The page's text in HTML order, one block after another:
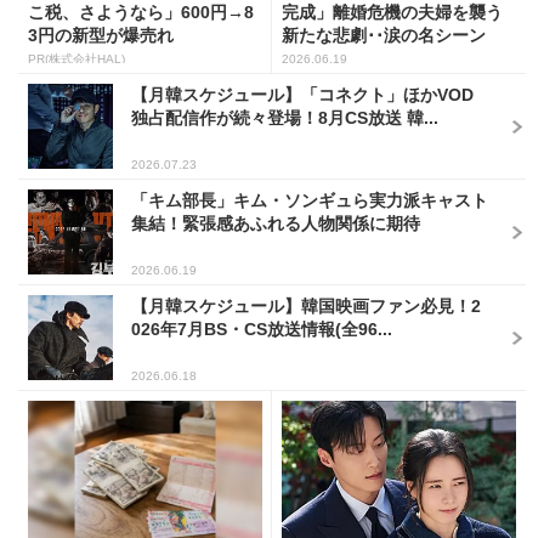
こ税、さようなら」600円→8
3円の新型が爆売れ
PR(株式会社HAL)
完成」離婚危機の夫婦を襲う
新たな悲劇･･涙の名シーン
に...
2026.06.19
【月韓スケジュール】「コネクト」ほかVOD
独占配信作が続々登場！8月CS放送 韓...
2026.07.23
「キム部長」キム・ソンギュら実力派キャスト
集結！緊張感あふれる人物関係に期待
2026.06.19
【月韓スケジュール】韓国映画ファン必見！2
026年7月BS・CS放送情報(全96...
2026.06.18